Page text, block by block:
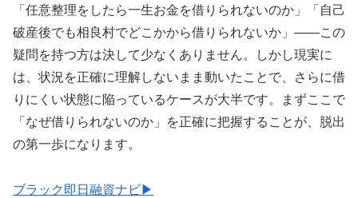
「任意整理をしたら一生お金を借りられないのか」「自己
破産後でも相良村でどこかから借りられないか」——この
疑問を持つ方は決して少なくありません。しかし現実に
は、状況を正確に理解しないまま動いたことで、さらに借
りにくい状態に陥っているケースが大半です。まずここで
「なぜ借りられないのか」を正確に把握することが、脱出
の第一歩になります。
ブラック即日融資ナビ▶